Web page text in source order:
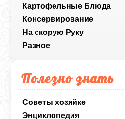
Картофельные Блюда
Консервирование
На скорую Руку
Разное
Полезно знать
Советы хозяйке
Энциклопедия